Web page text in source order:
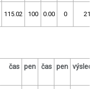
115.02 100 0.00 0
čas pen čas pen